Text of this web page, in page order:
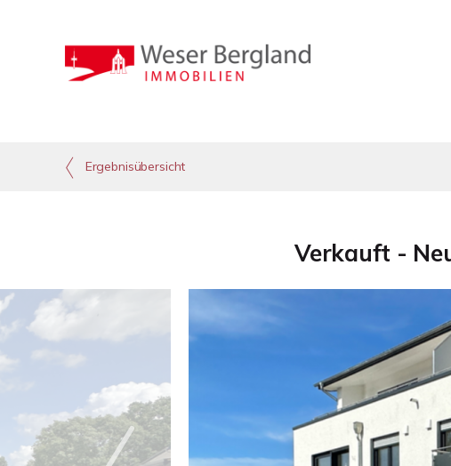
Ergebnisübersicht
Verkauft -